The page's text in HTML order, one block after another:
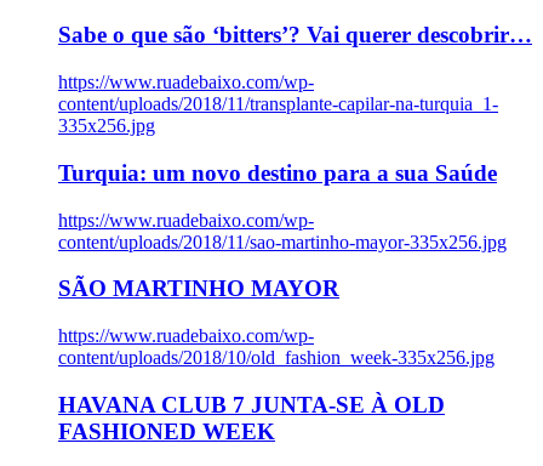
Sabe o que são ‘bitters’? Vai querer descobrir…
https://www.ruadebaixo.com/wp-
content/uploads/2018/11/transplante-capilar-na-turquia_1-
335x256.jpg
Turquia: um novo destino para a sua Saúde
https://www.ruadebaixo.com/wp-
content/uploads/2018/11/sao-martinho-mayor-335x256.jpg
SÃO MARTINHO MAYOR
https://www.ruadebaixo.com/wp-
content/uploads/2018/10/old_fashion_week-335x256.jpg
HAVANA CLUB 7 JUNTA-SE À OLD
FASHIONED WEEK